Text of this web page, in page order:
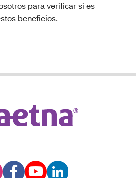
para verificar si es
beneficios.